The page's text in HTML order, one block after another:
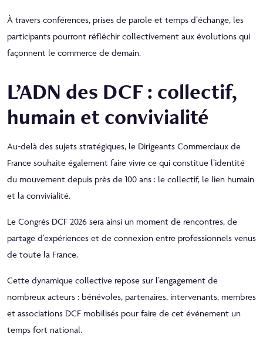
À travers conférences, prises de parole et temps d’échange, les
participants pourront réfléchir collectivement aux évolutions qui
façonnent le commerce de demain.
L’ADN des DCF : collectif,
humain et convivialité
Au-delà des sujets stratégiques, le Dirigeants Commerciaux de
France souhaite également faire vivre ce qui constitue l’identité
du mouvement depuis près de 100 ans : le collectif, le lien humain
et la convivialité.
Le Congrès DCF 2026 sera ainsi un moment de rencontres, de
partage d’expériences et de connexion entre professionnels venus
de toute la France.
Cette dynamique collective repose sur l’engagement de
nombreux acteurs : bénévoles, partenaires, intervenants, membres
et associations DCF mobilisés pour faire de cet événement un
temps fort national.